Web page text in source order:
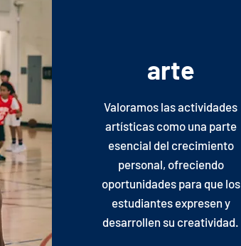
arte
Valoramos las actividades
artísticas como una parte
esencial del crecimiento
personal, ofreciendo
oportunidades para que los
estudiantes expresen y
desarrollen su creatividad.